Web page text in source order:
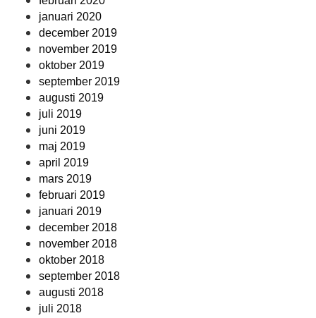
januari 2020
december 2019
november 2019
oktober 2019
september 2019
augusti 2019
juli 2019
juni 2019
maj 2019
april 2019
mars 2019
februari 2019
januari 2019
december 2018
november 2018
oktober 2018
september 2018
augusti 2018
juli 2018